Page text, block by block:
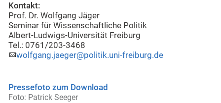
Kontakt:
Prof. Dr. Wolfgang Jäger
Seminar für Wissenschaftliche Politik
Albert-Ludwigs-Universität Freiburg
Tel.: 0761/203-3468
wolfgang.jaeger@politik.uni-freiburg.de
Pressefoto zum Download
Foto: Patrick Seeger